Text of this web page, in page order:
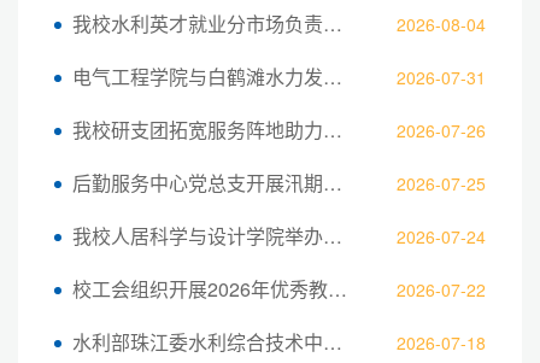
我校水利英才就业分市场负责人带队开展... 2026-08-04
电气工程学院与白鹤滩水力发电厂开展科... 2026-07-31
我校研支团拓宽服务阵地助力西部教育振兴 2026-07-26
后勤服务中心党总支开展汛期防汛暨施工... 2026-07-25
我校人居科学与设计学院举办建筑学学科... 2026-07-24
校工会组织开展2026年优秀教职工疗休养... 2026-07-22
水利部珠江委水利综合技术中心来我校交... 2026-07-18